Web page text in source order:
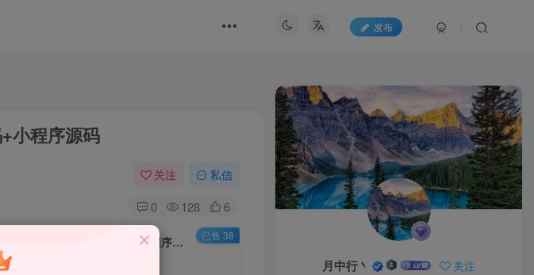
发布
小程序源码
关注 私信
0 128 6
JAVA开源成人用品零售商城APP源码 内含安卓IOS双端原生源码+小程序源码 已售 38
月中行丶 关注